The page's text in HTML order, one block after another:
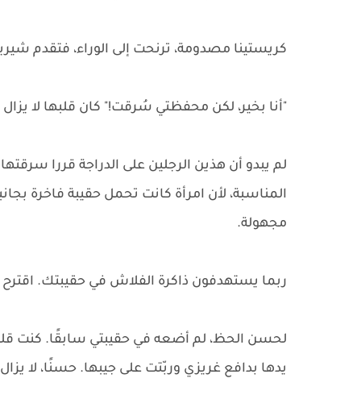
كريستينا مصدومة، ترنحت إلى الوراء، فتقدم
"أنا بخير، لكن محفظتي سُرقت!" كان قلبها لا
لم يبدو أن هذين الرجلين على الدراجة قررا
المناسبة، لأن امرأة كانت تحمل حقيبة فاخرة
مجهولة.
ربما يستهدفون ذاكرة الفلاش في حقيبتك. اقترح
لحسن الحظ، لم أضعه في حقيبتي سابقًا. كنت
يدها بدافع غريزي وربّتت على جيبها. حسنًا، لا